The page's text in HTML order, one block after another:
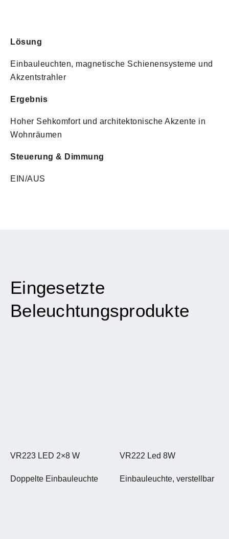
Lösung
Einbauleuchten, magnetische Schienensysteme und
Akzentstrahler
Ergebnis
Hoher Sehkomfort und architektonische Akzente in
Wohnräumen
Steuerung & Dimmung
EIN/AUS
Eingesetzte
Beleuchtungsprodukte
VR223 LED 2×8 W
Doppelte Einbauleuchte
VR222 Led 8W
Einbauleuchte, verstellbar